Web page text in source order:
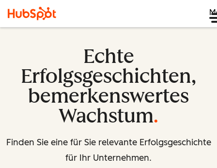
Echte
Erfolgsgeschichten,
bemerkenswertes
Wachstum.
Finden Sie eine für Sie relevante Erfolgsgeschichte
für Ihr Unternehmen.